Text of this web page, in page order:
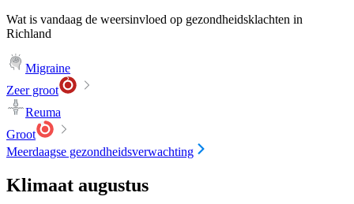
Wat is vandaag de weersinvloed op gezondheidsklachten in
Richland
Migraine
Zeer groot
Reuma
Groot
Meerdaagse gezondheidsverwachting
Klimaat augustus